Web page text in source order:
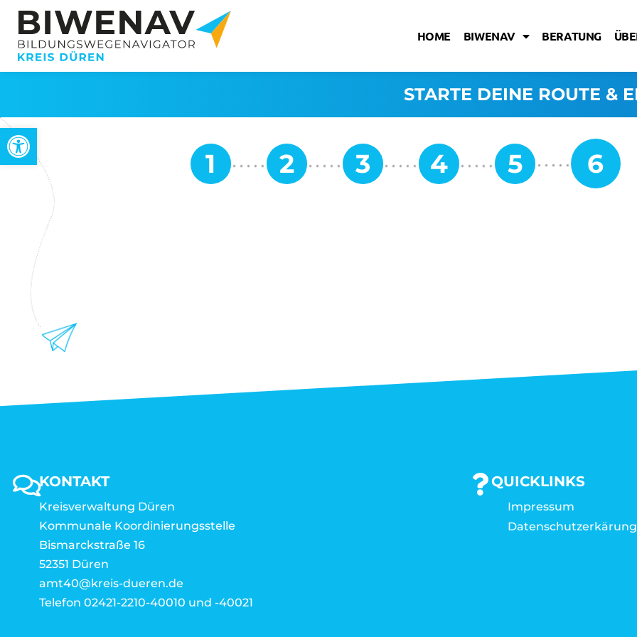
Werkzeugleiste öffnen
HOME BIWENAV BERATUNG
STARTE DEINE ROUTE &
KONTAKT
Kreisverwaltung Düren
Kommunale Koordinierungsstelle
Bismarckstraße 16
52351 Düren
amt40@kreis-dueren.de
Telefon 02421-2210-40010 und -40021
QUICKLINKS
Impressum
Datenschutzerkärung